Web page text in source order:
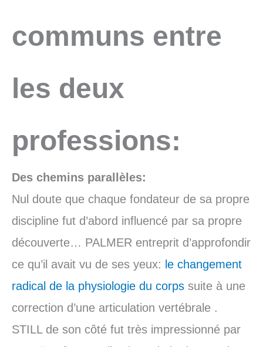
communs entre
les deux
professions:
Des chemins parallèles:
Nul doute que chaque fondateur de sa propre
discipline fut d’abord influencé par sa propre
découverte… PALMER entreprit d’approfondir
ce qu’il avait vu de ses yeux: le changement
radical de la physiologie du corps suite à une
correction d’une articulation vertébrale .
STILL de son côté fut très impressionné par